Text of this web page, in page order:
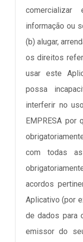
informação ou
(b) alugar,
os direitos
usar este
possa
interferir no
EMPRESA por
com todas
acordos
Aplicativo (por
de dados para
emissor do